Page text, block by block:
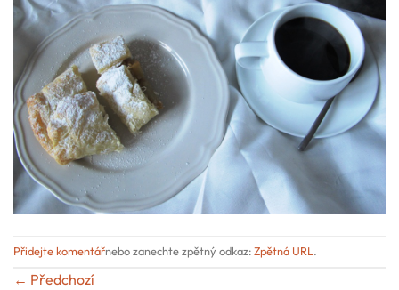
Přidejte komentářnebo zanechte zpětný odkaz:Zpětná URL .
← Předchozí